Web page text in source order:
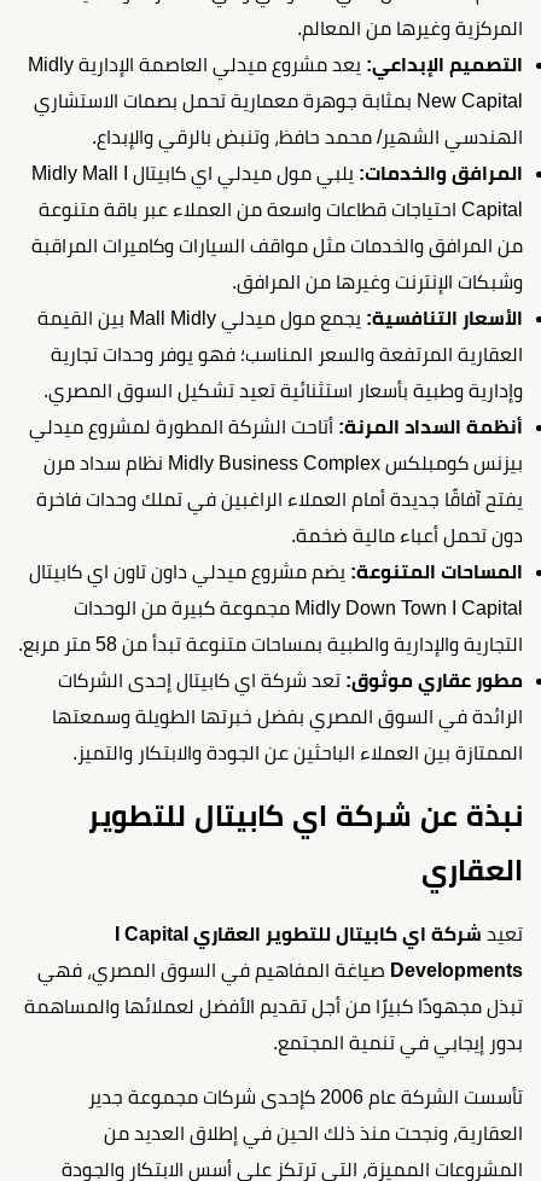
المركزية وغيرها من المعالم.
التصميم الإبداعي:
يعد مشروع ميدلي العاصمة الإدارية Midly
New Capital بمثابة جوهرة معمارية تحمل بصمات الاستشاري
الهندسي الشهير/ محمد حافظ، وتنبض بالرقي والإبداع.
المرافق والخدمات:
يلبي مول ميدلي اي كابيتال Midly Mall I
Capital احتياجات قطاعات واسعة من العملاء عبر باقة متنوعة
من المرافق والخدمات مثل مواقف السيارات وكاميرات المراقبة
وشبكات الإنترنت وغيرها من المرافق.
الأسعار التنافسية:
يجمع مول ميدلي Mall Midly بين القيمة
العقارية المرتفعة والسعر المناسب؛ فهو يوفر وحدات تجارية
وإدارية وطبية بأسعار استثنائية تعيد تشكيل السوق المصري.
أنظمة السداد المرنة: أتاحت الشركة المطورة لمشروع ميدلي
بيزنس كومبلكس Midly Business Complex نظام سداد مرن
يفتح آفاقًا جديدة أمام العملاء الراغبين في تملك وحدات فاخرة
دون تحمل أعباء مالية ضخمة.
المساحات المتنوعة: يضم مشروع ميدلي داون تاون اي كابيتال
Midly Down Town I Capital مجموعة كبيرة من الوحدات
التجارية والإدارية والطبية بمساحات متنوعة تبدأ من 58 متر مربع.
مطور عقاري موثوق: تعد شركة اي كابيتال إحدى الشركات
الرائدة في السوق المصري بفضل خبرتها الطويلة وسمعتها
الممتازة بين العملاء الباحثين عن الجودة والابتكار والتميز.
نبذة عن شركة اي كابيتال للتطوير
العقاري
تعيد
شركة اي كابيتال للتطوير العقاري I Capital
Developments صياغة المفاهيم في السوق المصري، فهي
تبذل مجهودًا كبيرًا من أجل تقديم الأفضل لعملائها والمساهمة
بدور إيجابي في تنمية المجتمع.
تأسست الشركة عام 2006 كإحدى شركات مجموعة جدير
العقارية، ونجحت منذ ذلك الحين في إطلاق العديد من
المشروعات المميزة، التي ترتكز على أسس الابتكار والجودة